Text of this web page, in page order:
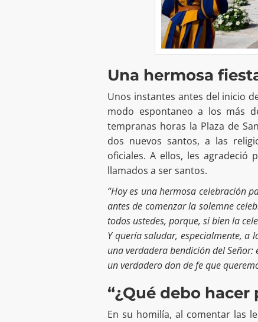
Una hermosa
Unos instantes antes del inicio
modo espontaneo a los más
tempranas horas la Plaza de
dos nuevos santos, a las
oficiales. A ellos, les
llamados a ser santos.
“Hoy es una hermosa celebración
antes de comenzar la solemne
todos ustedes, porque, si bien la
Y quería saludar, especialmente, a
una verdadera bendición del Señor:
un verdadero don de fe que
“¿Qué debo hacer
En su homilía, al comentar las